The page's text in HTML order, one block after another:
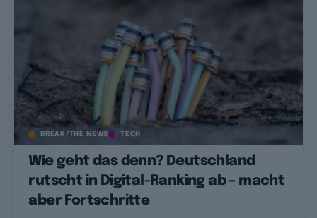
BREAK/THE NEWS TECH
Wie geht das denn? Deutschland
rutscht in Digital-Ranking ab – macht
aber Fortschritte